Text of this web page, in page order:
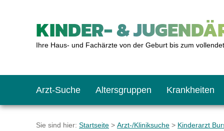
KINDER- &
Ihre Haus- und Fachärzte von der Geburt bis zum
Arzt-Suche Altersgruppen
Das erste Jahr
Krankheiten
Baby: U1 bis U6
Impfkalender
Notrufnummern
Notdienste
BMI-Rechner
Sie sind hier: Startseite > Arzt-/Kliniksuche > Kinderarzt